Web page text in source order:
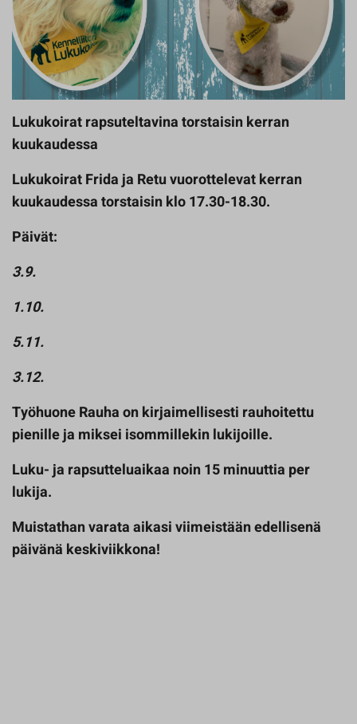
Lukukoirat rapsuteltavina torstaisin kerran
kuukaudessa
Lukukoirat Frida ja Retu vuorottelevat kerran
kuukaudessa torstaisin klo 17.30-18.30.
Päivät:
3.9.
1.10.
5.11.
3.12.
Työhuone Rauha on kirjaimellisesti rauhoitettu
pienille ja miksei isommillekin lukijoille.
Luku- ja rapsutteluaikaa noin 15 minuuttia per
lukija.
Muistathan varata aikasi viimeistään edellisenä
päivänä keskiviikkona!